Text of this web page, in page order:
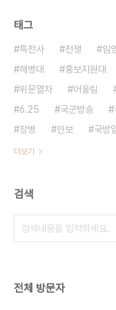
태그
특전사 전쟁 임
해병대
홍보지원대
위문열차
어울림
6.25
국군방송
장병
안보 국방
더보기
검색
전체 방문자